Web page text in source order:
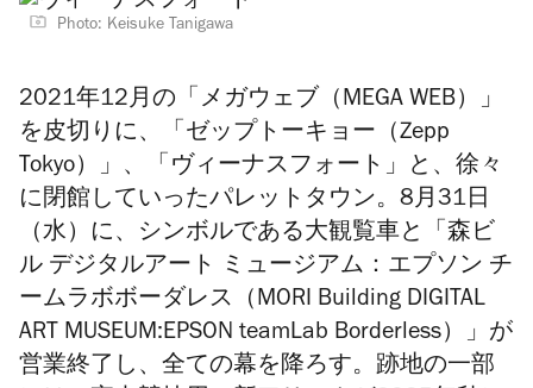
Photo: Keisuke Tanigawa
2021年12月の「メガウェブ（MEGA WEB）」
を皮切りに、「ゼップトーキョー（Zepp
Tokyo）」、「ヴィーナスフォート」と、徐々
に閉館していったパレットタウン。8月31日
（水）に、シンボルである大観覧車と「森ビ
ル デジタルアート ミュージアム：エプソン チ
ームラボボーダレス（MORI Building DIGITAL
ART MUSEUM:EPSON teamLab Borderless）」が
営業終了し、全ての幕を降ろす。跡地の一部